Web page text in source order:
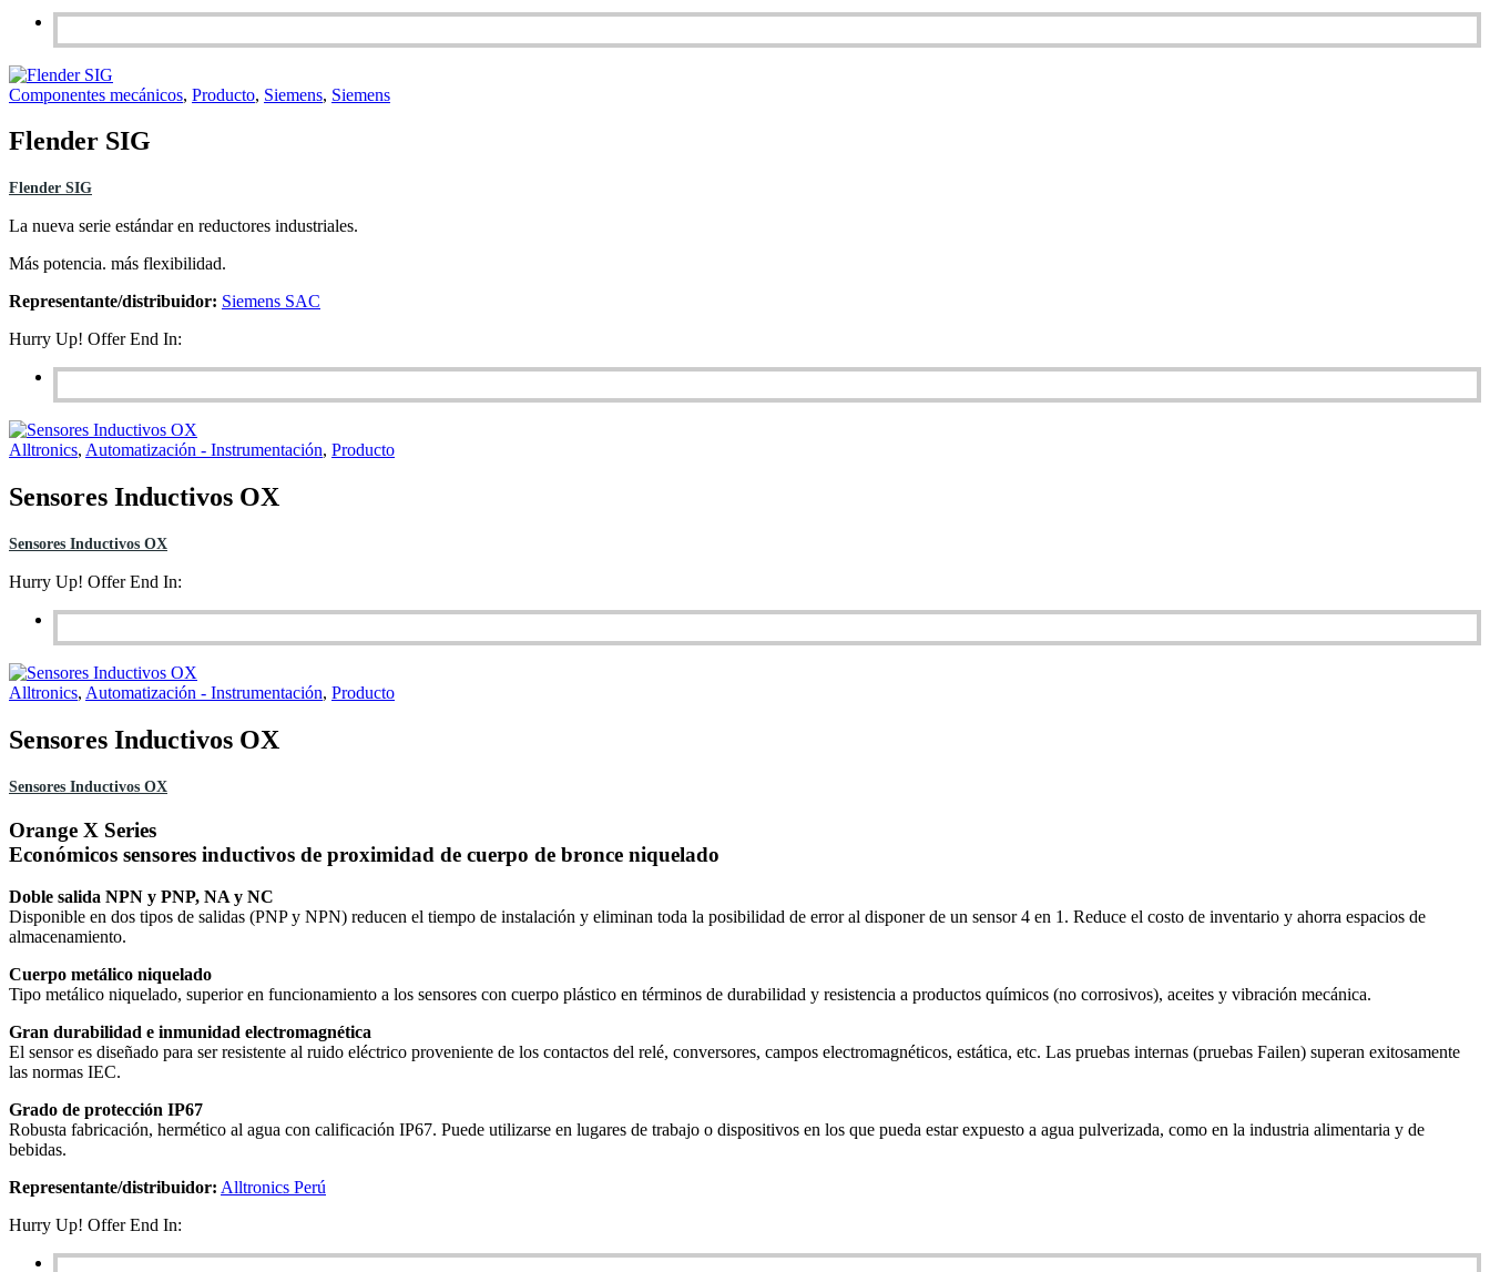
Componentes mecánicos, Producto, Siemens, Siemens
Flender SIG
Flender SIG
La nueva serie estándar en reductores industriales.
Más potencia. más flexibilidad.
Representante/distribuidor: Siemens SAC
Hurry Up! Offer End In:
Alltronics, Automatización - Instrumentación, Producto
Sensores Inductivos OX
Sensores Inductivos OX
Hurry Up! Offer End In:
Alltronics, Automatización - Instrumentación, Producto
Sensores Inductivos OX
Sensores Inductivos OX
Orange X Series
Económicos sensores inductivos de proximidad de cuerpo de bronce niquelado
Doble salida NPN y PNP, NA y NC
Disponible en dos tipos de salidas (PNP y NPN) reducen el tiempo de instalación y eliminan toda la posibilidad de error al disponer de un sensor 4 en 1. Reduce el costo de inventario y ahorra espacios de
almacenamiento.
Cuerpo metálico niquelado
Tipo metálico niquelado, superior en funcionamiento a los sensores con cuerpo plástico en términos de durabilidad y resistencia a productos químicos (no corrosivos), aceites y vibración mecánica.
Gran durabilidad e inmunidad electromagnética
El sensor es diseñado para ser resistente al ruido eléctrico proveniente de los contactos del relé, conversores, campos electromagnéticos, estática, etc. Las pruebas internas (pruebas Failen) superan exitosamente
las normas IEC.
Grado de protección IP67
Robusta fabricación, hermético al agua con calificación IP67. Puede utilizarse en lugares de trabajo o dispositivos en los que pueda estar expuesto a agua pulverizada, como en la industria alimentaria y de
bebidas.
Representante/distribuidor: Alltronics Perú
Hurry Up! Offer End In: